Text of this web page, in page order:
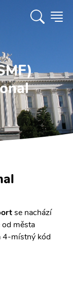
se nachází
města
4-místný kód